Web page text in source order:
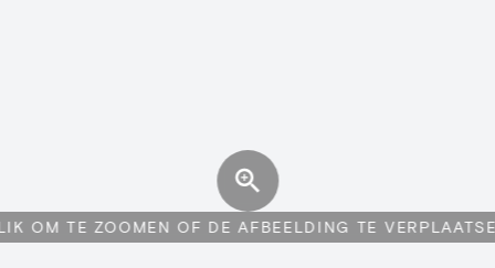
OM TE ZOOMEN OF DE AFBEELDING TE